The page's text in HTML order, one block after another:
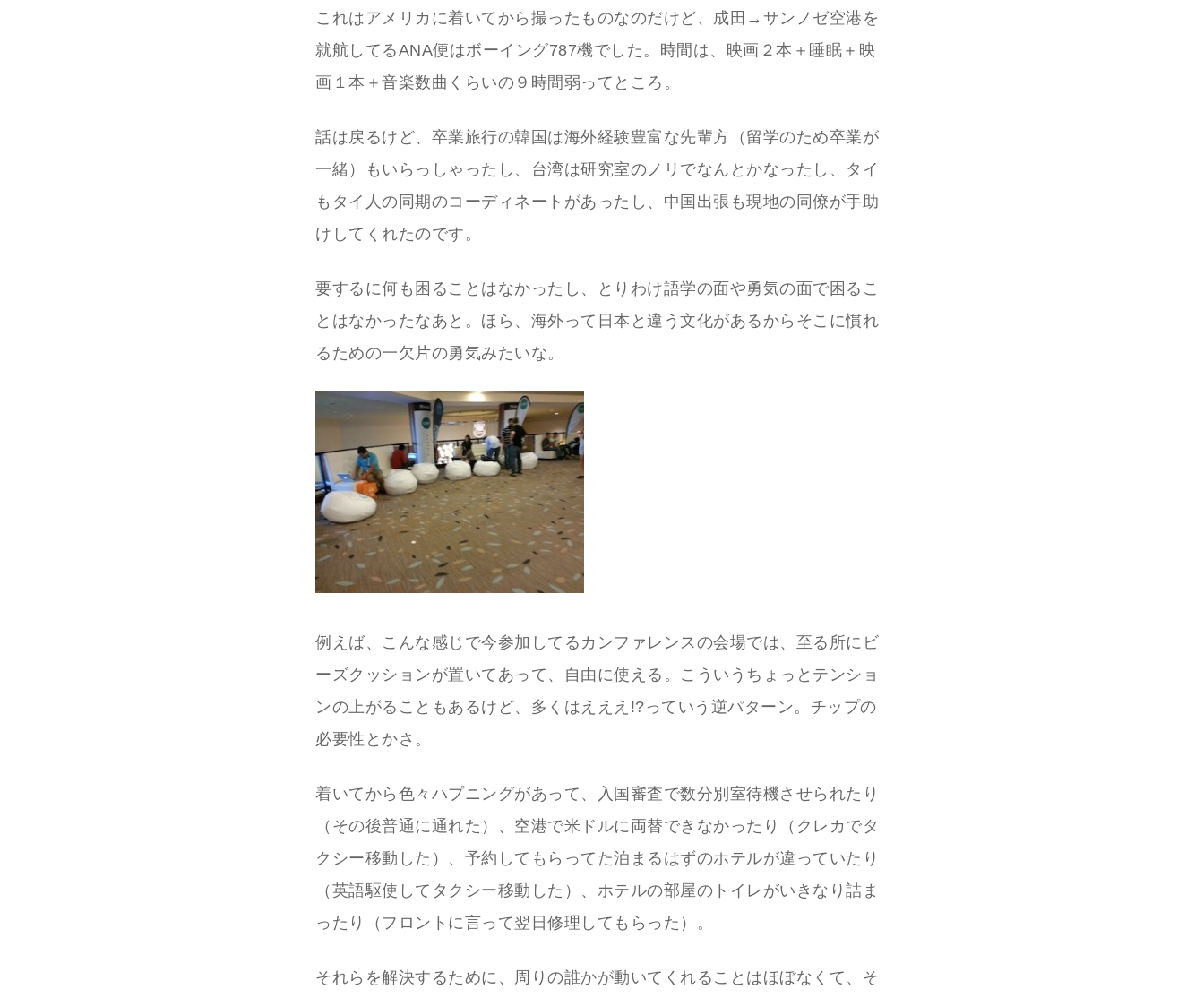
これはアメリカに着いてから撮ったものなのだけど、成田→サンノゼ空港を
就航してるANA便はボーイング787機でした。時間は、映画２本＋睡眠＋映
画１本＋音楽数曲くらいの９時間弱ってところ。
話は戻るけど、卒業旅行の韓国は海外経験豊富な先輩方（留学のため卒業が
一緒）もいらっしゃったし、台湾は研究室のノリでなんとかなったし、タイ
もタイ人の同期のコーディネートがあったし、中国出張も現地の同僚が手助
けしてくれたのです。
要するに何も困ることはなかったし、とりわけ語学の面や勇気の面で困るこ
とはなかったなあと。ほら、海外って日本と違う文化があるからそこに慣れ
るための一欠片の勇気みたいな。
例えば、こんな感じで今参加してるカンファレンスの会場では、至る所にビ
ーズクッションが置いてあって、自由に使える。こういうちょっとテンショ
ンの上がることもあるけど、多くはえええ!?っていう逆パターン。チップの
必要性とかさ。
着いてから色々ハプニングがあって、入国審査で数分別室待機させられたり
（その後普通に通れた）、空港で米ドルに両替できなかったり（クレカでタ
クシー移動した）、予約してもらってた泊まるはずのホテルが違っていたり
（英語駆使してタクシー移動した）、ホテルの部屋のトイレがいきなり詰ま
ったり（フロントに言って翌日修理してもらった）。
それらを解決するために、周りの誰かが動いてくれることはほぼなくて、そ